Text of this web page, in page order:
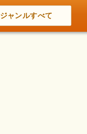
ジャンルすべて